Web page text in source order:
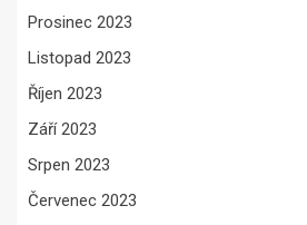
Prosinec 2023
Listopad 2023
Říjen 2023
Září 2023
Srpen 2023
Červenec 2023